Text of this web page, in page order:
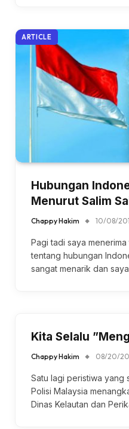
ARTICLE
Hubungan
Menurut Salim
Chappy Hakim 10/08/
Pagi tadi saya
tentang hubungan
sangat menarik dan
Kita Selalu
Chappy Hakim 08/20/
Satu lagi peristiwa yang
Polisi Malaysia
Dinas Kelautan dan